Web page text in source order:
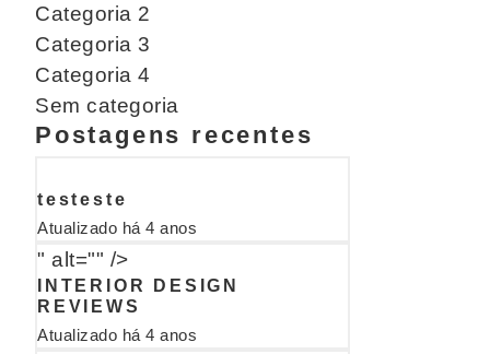
Categoria 2
Categoria 3
Categoria 4
Sem categoria
Postagens recentes
testeste
Atualizado há 4 anos
" alt="" />
INTERIOR DESIGN
REVIEWS
Atualizado há 4 anos